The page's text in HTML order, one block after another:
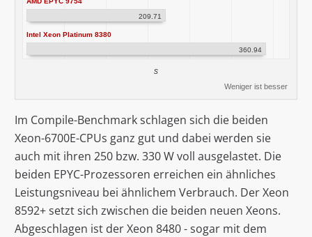
209.71
Intel Xeon Platinum 8380
360.94
s
Weniger ist besser
Im Compile-Benchmark schlagen sich die beiden
Xeon-6700E-CPUs ganz gut und dabei werden sie
auch mit ihren 250 bzw. 330 W voll ausgelastet. Die
beiden EPYC-Prozessoren erreichen ein ähnliches
Leistungsniveau bei ähnlichem Verbrauch. Der Xeon
8592+ setzt sich zwischen die beiden neuen Xeons.
Abgeschlagen ist der Xeon 8480 - sogar mit dem